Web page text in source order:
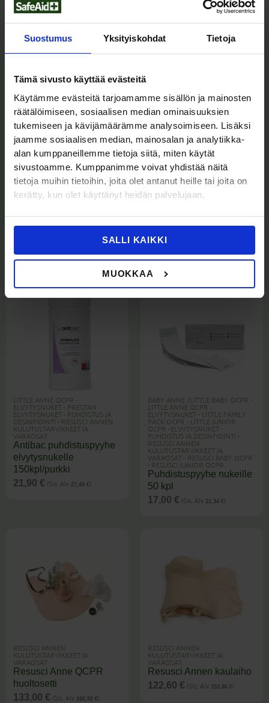
Suostumus Yksityiskohdat Tietoja
Tämä sivusto käyttää evästeitä
Käytämme evästeitä tarjoamamme sisällön ja mainosten
räätälöimiseen, sosiaalisen median ominaisuuksien
tukemiseen ja kävijämäärämme analysoimiseen. Lisäksi
jaamme sosiaalisen median, mainosalan ja analytiikka-
alan kumppaneillemme tietoja siitä, miten käytät
sivustoamme. Kumppanimme voivat yhdistää näitä
tietoja muihin tietoihin, joita olet antanut heille tai joita on
kerätty, kun olet käyttänyt heidän palvelujaan.
SALLI KAIKKI
MUOKKAA
RESUSCI ANNEN
KULUTUSTARVIKKEET JA
Resusci Anne vatsa
89,00€(Sis. Alv111,70€)
KULUTUSTARVIKKEET JA
Resusci Anne vuotojalka
1.749,00€(Sis. Alv2.195,00€)
RESUSCI ANNEN
VARAOSAT
Resusci Annen pää
RESUSCI ANNEN
VARAOSAT
Resusci Anne ilmatiepää
Airway Head
(Sis. Alv2.508,75€)
LITTLE ANNE QCPR -
ELVYTYSNUKET•PRESTAN
ELVYTYSNUKET• PUHDISTUS JA
DESINFIOINTI• RESUSCI ANNEN
KULUTUSTARVIKKEET JA
VARAOSAT
Antibac puhdistuspyyhe
elvytysnukelle
150kpl/purkki
21,90 € (Sis. Alv 27,48 € )
BABY ANNE /LITTLE BABY QCPR •
LITTLE ANNE QCPR -
ELVYTYSNUKET•LITTLE FAMILY
PACK QCPR•LITTLE JUNIOR
QCPR -ELVYTYSNUKET•
PUHDISTUS JA DESINFIOINTI •
RESUSCI ANNEN
KULUTUSTARVIKKEET JA
VARAOSAT•RESUSCI BABY QCPR
•RESUSCI JUNIOR QCPR
Puhdistuspyyhe nukeille
50 kpl
17,00 € (Sis. Alv 21,34 € )
RESUSCI ANNEN
KULUTUSTARVIKKEET JA
VARAOSAT
Resusci Anne QCPR
huoltosetti
133,00 € (Sis. Alv 166,92 € )
RESUSCI ANNEN
KULUTUSTARVIKKEET JA
VARAOSAT
Resusci Annen kaulaiho
122,60 € (Sis. Alv 153,86 € )